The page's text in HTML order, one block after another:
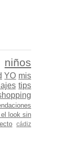
niños
YO mis
tips
look sin
cádiz